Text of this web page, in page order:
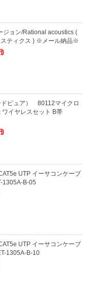
ジョン/Rational acoustics (
スティクス ) ※メール納品※
)
ピュア） 80112マイクロ
ワイヤレスセット B帯
)
UTP イーサコンケーブ
1305A-B-05
UTP イーサコンケーブ
1305A-B-10